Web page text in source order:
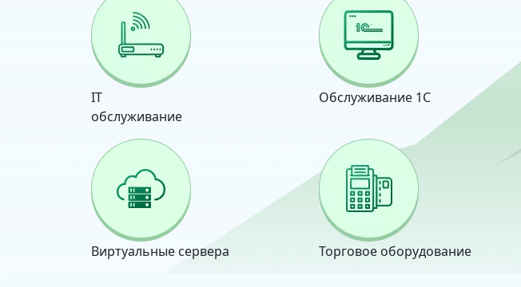
IT
обслуживание
Обслуживание 1С
Виртуальные сервера Торговое оборудование